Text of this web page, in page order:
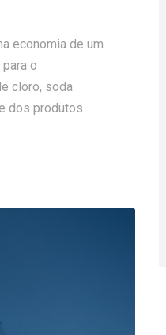
economia de um
o
cloro, soda
dos produtos